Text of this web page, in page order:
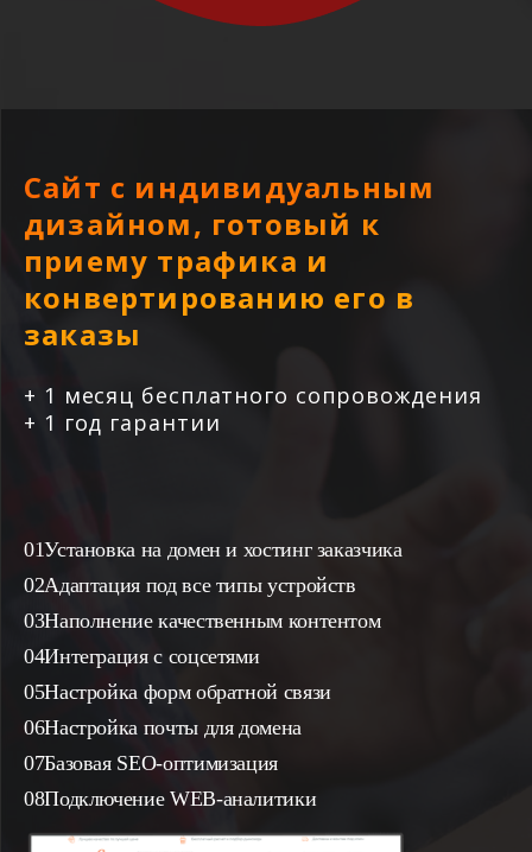
Сайт с индивидуальным
дизайном, готовый к
приему трафика и
конвертированию его в
заказы
+ 1 месяц бесплатного сопровождения
+ 1 год гарантии
Установка на домен и хостинг заказчика
Адаптация под все типы устройств
Наполнение качественным контентом
Интеграция с соцсетями
Настройка форм обратной связи
Настройка почты для домена
Базовая SEO-оптимизация
Подключение WEB-аналитики